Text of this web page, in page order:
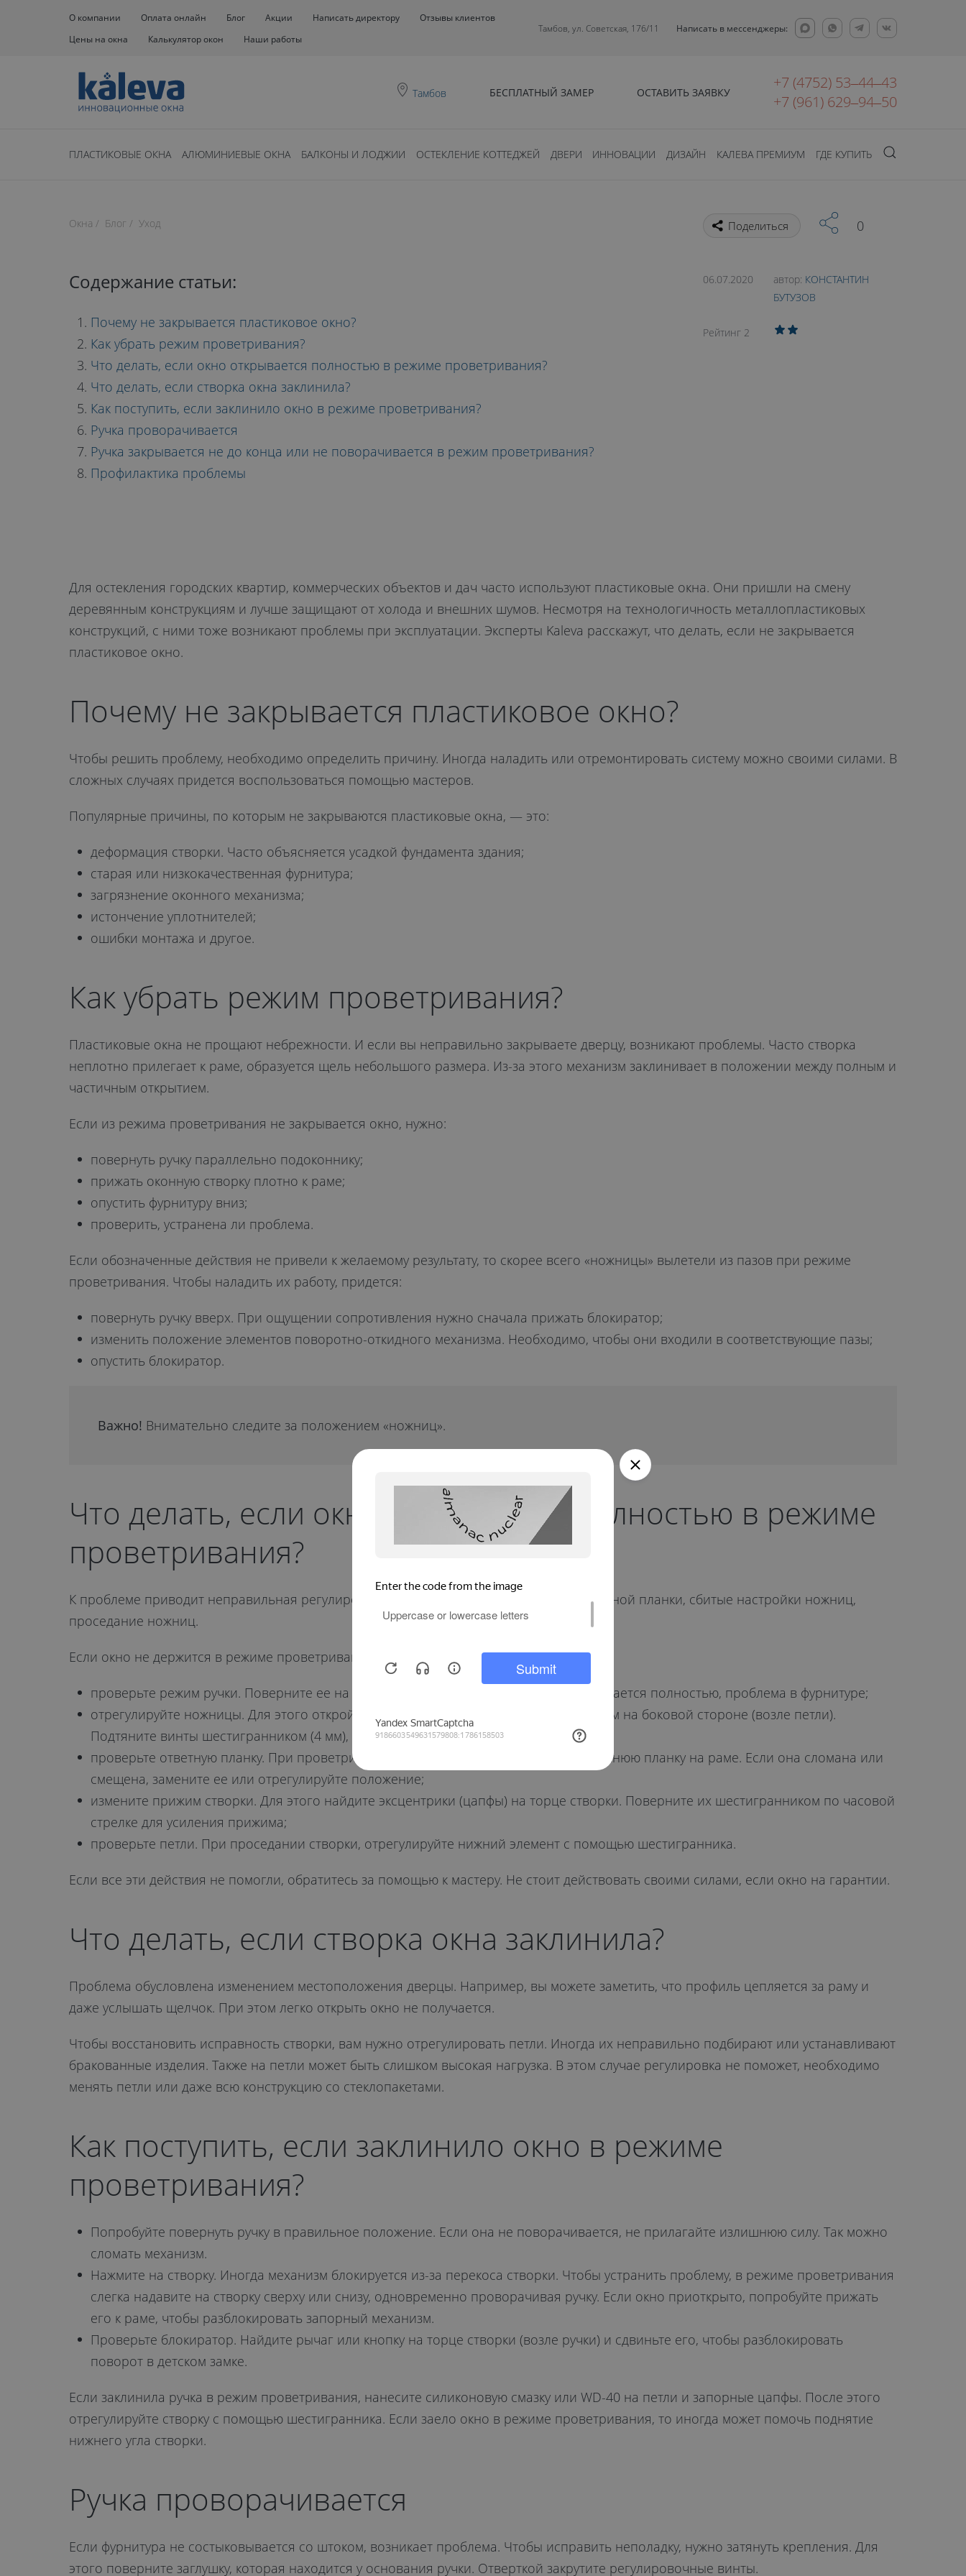
О компании Оплата онлайн Блог Акции Написать директору
Отзывы клиентов
Цены на окна
Калькулятор окон Наши работы
Тамбов, ул. Советская, 176/11 Написать в мессенджеры:
Тамбов БЕСПЛАТНЫЙ ЗАМЕР ОСТАВИТЬ ЗАЯВКУ
+7 (4752) 53‒44‒43
+7 (961) 629‒94‒50
ПЛАСТИКОВЫЕ ОКНА АЛЮМИНИЕВЫЕ ОКНА БАЛКОНЫ И ЛОДЖИИ ОСТЕКЛЕНИЕ КОТТЕДЖЕЙ ДВЕРИ ИННОВАЦИИ ДИЗАЙН КАЛЕВА ПРЕМИУМ ГДЕ КУПИТЬ
время чтения: 30 минут
ПОЧЕМУ НЕ
ЗАКРЫВАЮТСЯ ОКНА
Окна Блог Уход Поделиться 0
Содержание статьи:
Почему не закрывается пластиковое окно?
Как убрать режим проветривания?
Что делать, если окно открывается полностью в режиме проветривания?
Что делать, если створка окна заклинила?
Как поступить, если заклинило окно в режиме проветривания?
Ручка проворачивается
Ручка закрывается не до конца или не поворачивается в режим проветривания?
Профилактика проблемы
06.07.2020 автор: КОНСТАНТИН
БУТУЗОВ
Рейтинг 2
Для остекления городских квартир, коммерческих объектов и дач часто используют пластиковые окна. Они пришли на смену
деревянным конструкциям и лучше защищают от холода и внешних шумов. Несмотря на технологичность металлопластиковых
конструкций, с ними тоже возникают проблемы при эксплуатации. Эксперты Kaleva расскажут, что делать, если не закрывается
пластиковое окно.
Почему не закрывается пластиковое окно?
Чтобы решить проблему, необходимо определить причину. Иногда наладить или отремонтировать систему можно своими силами. В
сложных случаях придется воспользоваться помощью мастеров.
Популярные причины, по которым не закрываются пластиковые окна, — это:
деформация створки. Часто объясняется усадкой фундамента здания;
старая или низкокачественная фурнитура;
загрязнение оконного механизма;
истончение уплотнителей;
ошибки монтажа и другое.
Как убрать режим проветривания?
Пластиковые окна не прощают небрежности. И если вы неправильно закрываете дверцу, возникают проблемы. Часто створка
неплотно прилегает к раме, образуется щель небольшого размера. Из-за этого механизм заклинивает в положении между полным и
частичным открытием.
Если из режима проветривания не закрывается окно, нужно:
повернуть ручку параллельно подоконнику;
прижать оконную створку плотно к раме;
опустить фурнитуру вниз;
проверить, устранена ли проблема.
Если обозначенные действия не привели к желаемому результату, то скорее всего «ножницы» вылетели из пазов при режиме
проветривания. Чтобы наладить их работу, придется:
повернуть ручку вверх. При ощущении сопротивления нужно сначала прижать блокиратор;
изменить положение элементов поворотно-откидного механизма. Необходимо, чтобы они входили в соответствующие пазы;
опустить блокиратор.
Важно! Внимательно следите за положением «ножниц».
Что делать, если окно открывается полностью в режиме
проветривания?
К проблеме приводит неправильная регулировка фурнитуры, износ или поломка ответной планки, сбитые настройки ножниц,
проседание ножниц.
Если окно не держится в режиме проветривания:
проверьте режим ручки. Поверните ее на 45° вверх. Если створка всё равно открывается полностью, проблема в фурнитуре;
отрегулируйте ножницы. Для этого откройте створку полностью и найдите механизм на боковой стороне (возле петли).
Подтяните винты шестигранником (4 мм), чтобы усилить фиксацию;
проверьте ответную планку. При проветривании створка должна цепляться за верхнюю планку на раме. Если она сломана или
смещена, замените ее или отрегулируйте положение;
измените прижим створки. Для этого найдите эксцентрики (цапфы) на торце створки. Поверните их шестигранником по часовой
стрелке для усиления прижима;
проверьте петли. При проседании створки, отрегулируйте нижний элемент с помощью шестигранника.
Если все эти действия не помогли, обратитесь за помощью к мастеру. Не стоит действовать своими силами, если окно на гарантии.
Что делать, если створка окна заклинила?
Проблема обусловлена изменением местоположения дверцы. Например, вы можете заметить, что профиль цепляется за раму и
даже услышать щелчок. При этом легко открыть окно не получается.
Чтобы восстановить исправность створки, вам нужно отрегулировать петли. Иногда их неправильно подбирают или устанавливают
бракованные изделия. Также на петли может быть слишком высокая нагрузка. В этом случае регулировка не поможет, необходимо
менять петли или даже всю конструкцию со стеклопакетами.
Как поступить, если заклинило окно в режиме
проветривания?
Попробуйте повернуть ручку в правильное положение. Если она не поворачивается, не прилагайте излишнюю силу. Так можно
сломать механизм.
Нажмите на створку. Иногда механизм блокируется из-за перекоса створки. Чтобы устранить проблему, в режиме проветривания
слегка надавите на створку сверху или снизу, одновременно проворачивая ручку. Если окно приоткрыто, попробуйте прижать
его к раме, чтобы разблокировать запорный механизм.
Проверьте блокиратор. Найдите рычаг или кнопку на торце створки (возле ручки) и сдвиньте его, чтобы разблокировать
поворот в детском замке.
Если заклинила ручка в режим проветривания, нанесите силиконовую смазку или WD-40 на петли и запорные цапфы. После этого
отрегулируйте створку с помощью шестигранника. Если заело окно в режиме проветривания, то иногда может помочь поднятие
нижнего угла створки.
Ручка проворачивается
Если фурнитура не состыковывается со штоком, возникает проблема. Чтобы исправить неполадку, нужно затянуть крепления. Для
этого поверните заглушку, которая находится у основания ручки. Отверткой закрутите регулировочные винты.